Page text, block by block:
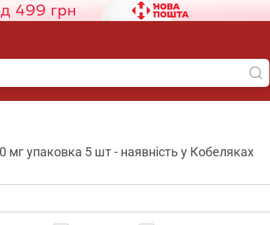
мг упаковка 5 шт - наявність у Кобеляках